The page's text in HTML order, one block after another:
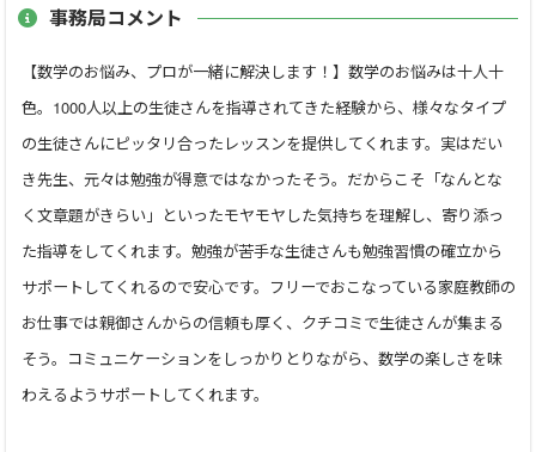
５．お問い合わせ時のお願い
【自己紹介】
はじめまして！だいきと申します。
個別指導歴13年の理系科目を教えるプロとして活動していま
す。
教育という仕事が大好きで、天職だと思っています！
ぜひ、一緒に勉強していきましょう。
理系科目は楽しい！絶対に誰でもできる！
とにかく楽しんで、理系科目を学ぶこと！まずは一緒に、苦手
の思い込みを取っ払っていきましょう！
事務局コメント
【数学のお悩み、プロが一緒に解決します！】数学のお悩みは十人十
色。1000人以上の生徒さんを指導されてきた経験から、様々なタイプ
の生徒さんにピッタリ合ったレッスンを提供してくれます。実はだい
き先生、元々は勉強が得意ではなかったそう。だからこそ「なんとな
く文章題がきらい」といったモヤモヤした気持ちを理解し、寄り添っ
た指導をしてくれます。勉強が苦手な生徒さんも勉強習慣の確立から
サポートしてくれるので安心です。フリーでおこなっている家庭教師の
お仕事では親御さんからの信頼も厚く、クチコミで生徒さんが集まる
そう。コミュニケーションをしっかりとりながら、数学の楽しさを味
わえるようサポートしてくれます。